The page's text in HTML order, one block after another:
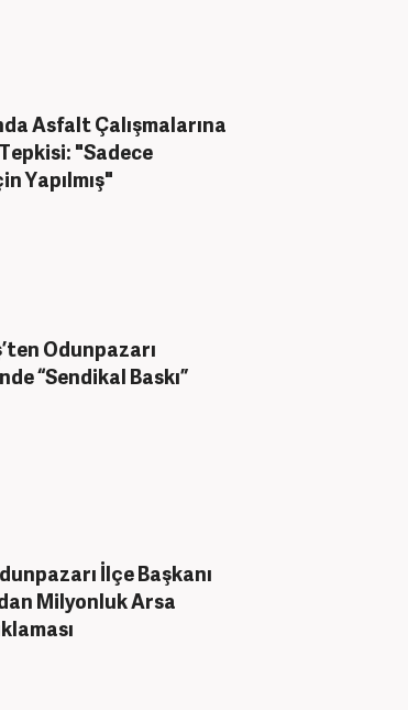
Asfalt Çalışmalarına
"Sadece
Yapılmış"
Odunpazarı
“Sendikal Baskı”
İlçe Başkanı
Milyonluk Arsa